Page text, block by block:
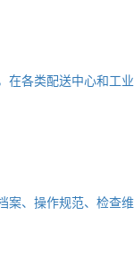
各类配送中心和工
、操作规范、检查